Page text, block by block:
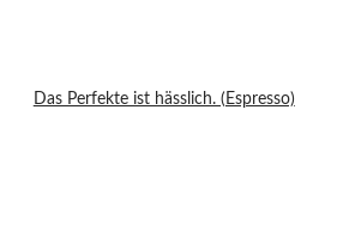
Das Perfekte ist hässlich. (Espresso)